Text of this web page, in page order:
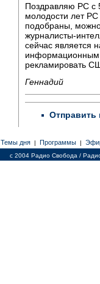
Поздравляю РС с
молодости лет
подобраны, можно
журналисты-
сейчас является
информационным
рекламировать
Геннадий
Отправить
Темы дня | Программы |
c 2004 Радио Свобода /